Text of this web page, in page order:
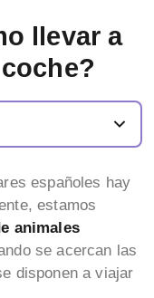
llevar a
españoles hay
estamos
animales
se acercan las
disponen a viajar